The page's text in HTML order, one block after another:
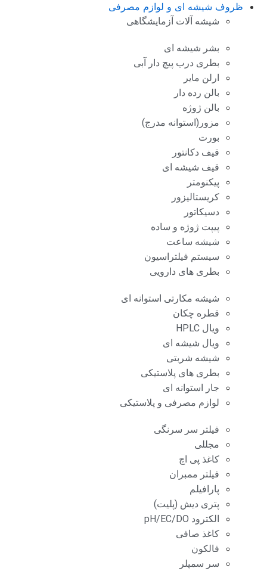
ظروف شیشه ای و لوازم مصرفی
شیشه آلات آزمایشگاهی
بشر شیشه ای
بطری درب پیچ دار آبی
ارلن مایر
بالن رده دار
بالن ژوژه
مزور(استوانه مدرج)
بورت
قیف دکانتور
قیف شیشه ای
پیکنومتر
کریستالیزور
دسیکاتور
پیپت ژوژه و ساده
شیشه ساعت
سیستم فیلتراسیون
بطری های دارویی
شیشه مکارتی استوانه ای
قطره چکان
ویال HPLC
ویال شیشه ای
شیشه شربتی
بطری های پلاستیکی
جار استوانه ای
لوازم مصرفی و پلاستیکی
فیلتر سر سرنگی
مجللی
کاغذ پی اچ
فیلتر ممبران
پارافیلم
پتری دیش (پلیت)
الکترود pH/EC/DO
کاغذ صافی
فالکون
سر سمپلر